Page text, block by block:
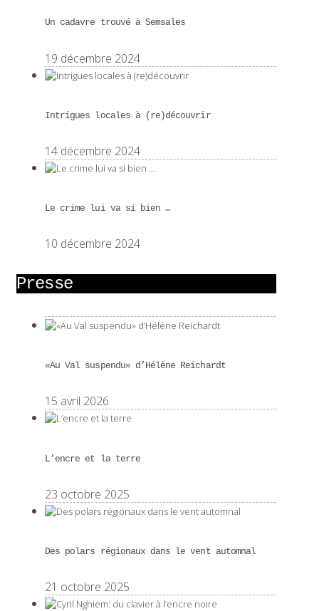
Un cadavre trouvé à Semsales
19 décembre 2024
Intrigues locales à (re)découvrir
14 décembre 2024
Le crime lui va si bien …
10 décembre 2024
Presse
«Au Val suspendu» d’Hélène Reichardt
15 avril 2026
L’encre et la terre
23 octobre 2025
Des polars régionaux dans le vent automnal
21 octobre 2025